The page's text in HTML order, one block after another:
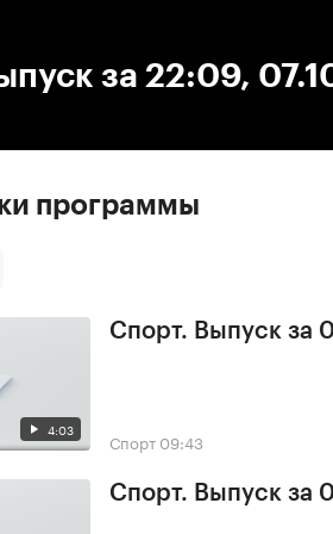
за 22:09,
программы
4:03
Спорт. Выпуск за
Спорт 09:43
Спорт. Выпуск за